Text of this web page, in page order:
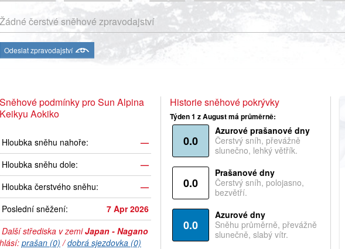
Žádné čerstvé sněhové zpravodajství
Odeslat zpravodajství
Sněhové podmínky pro Sun Alpina
Keikyu Aokiko
Hloubka sněhu nahoře:
—
Hloubka sněhu dole:
—
Hloubka čerstvého sněhu:
—
Poslední sněžení:
7 Apr 2026
Další střediska v zemiJapan - Nagano
hlásí: prašan (0) /dobrá sjezdovka (0)
Historie sněhové pokrývky
Týden 1 z August má průměrně:
0.0
Azurové prašanové dny
Čerstvý sníh, převážně
slunečno, lehký větřík.
0.0
Prašanové dny
Čerstvý sníh, polojasno,
bezvětří.
0.0
Azurové dny
Sněhu průměrně, převážně
slunečně, slabý vítr.